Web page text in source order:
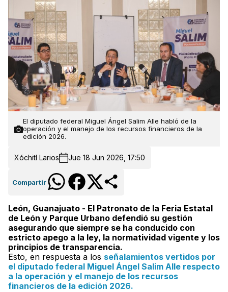
El diputado federal Miguel Ángel Salim Alle habló de la
operación y el manejo de los recursos financieros de la
edición 2026.
Xóchitl Larios Jue 18 Jun 2026, 17:50
Compartir
León, Guanajuato - El Patronato de la Feria Estatal
de León y Parque Urbano defendió su gestión
asegurando que siempre se ha conducido con
estricto apego a la ley, la normatividad vigente y los
principios de transparencia.
Esto, en respuesta a los señalamientos vertidos por
el diputado federal Miguel Ángel Salim Alle respecto
a la operación y el manejo de los recursos
financieros de la edición 2026.